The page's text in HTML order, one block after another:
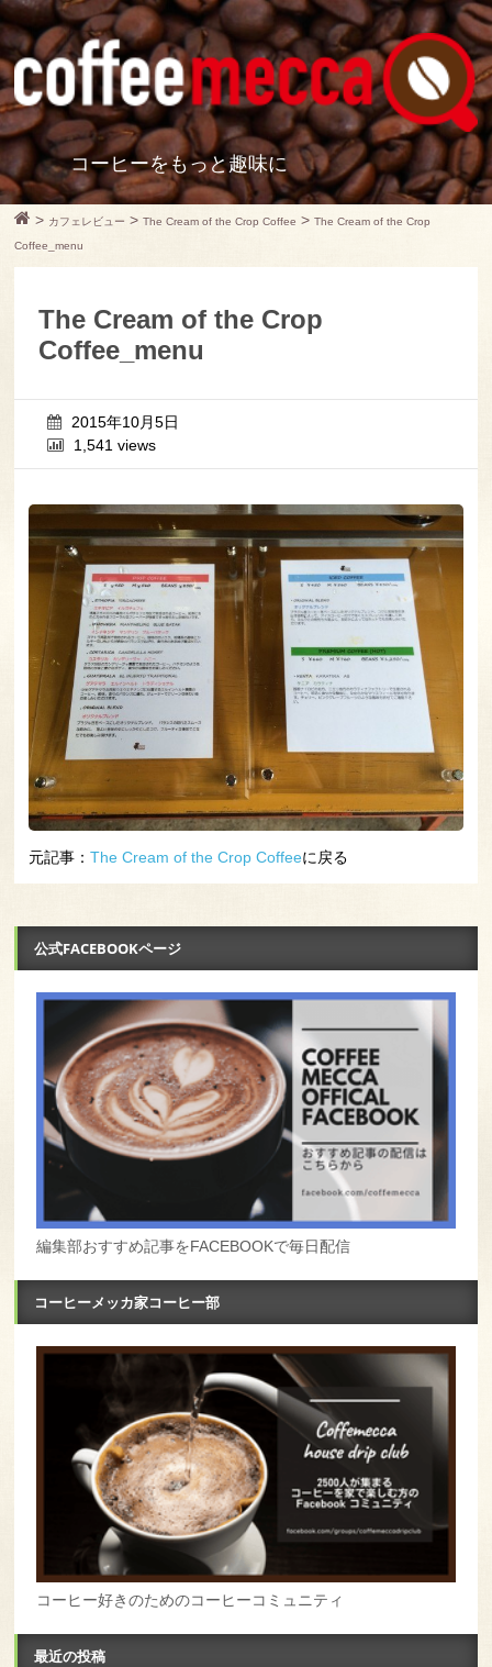
コーヒーをもっと趣味に
> カフェレビュー >The Cream of the Crop Coffee >The Cream of the Crop
Coffee_menu
The Cream of the Crop
Coffee_menu
2015年10月5日
1,541 views
元記事： The Cream of the Crop Coffeeに戻る
公式FACEBOOKページ
編集部おすすめ記事をFACEBOOKで毎日配信
コーヒーメッカ家コーヒー部
コーヒー好きのためのコーヒーコミュニティ
最近の投稿